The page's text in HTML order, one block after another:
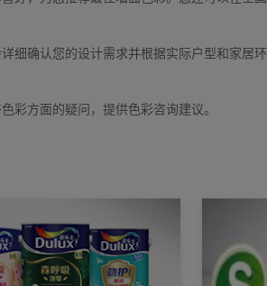
细确认您的设计需求并根据实际户型和家居环
彩方面的疑问，提供色彩咨询建议。